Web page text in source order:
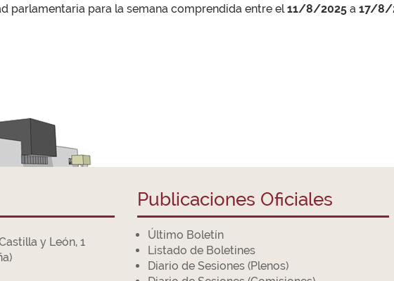
parlamentaria para la semana comprendida entre el11/8/2025 a 17/8/
y León, 1
Publicaciones Oficiales
Último Boletín
Listado de Boletines
Diario de Sesiones (Plenos)